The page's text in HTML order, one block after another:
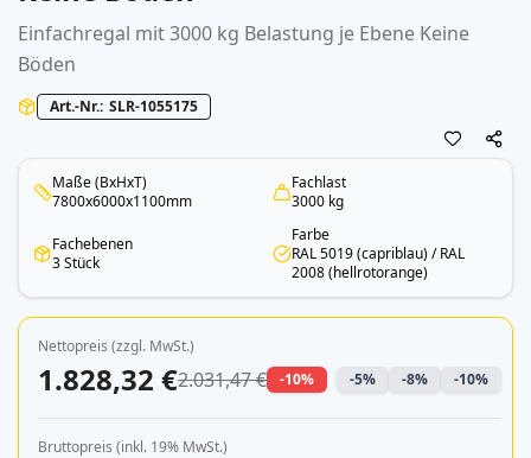
Einfachregal mit 3000 kg Belastung je Ebene Keine
Böden
Art.-Nr. SLR-1055175
Maße (BxHxT)
7800x6000x1100mm
Fachlast
3000 kg
Fachebenen
3 Stück
Farbe
RAL 5019 (capriblau) / RAL
2008 (hellrotorange)
Nettopreis (zzgl. MwSt.)
1.828,32 €2.031,47 € -10% -5% -8% -10%
Bruttopreis (inkl. 19% MwSt.)